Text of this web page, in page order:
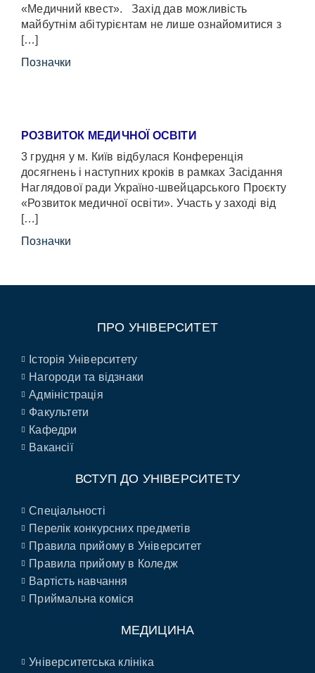
«Медичний квест». Захід дав можливість
майбутнім абітурієнтам не лише ознайомитися з
[…]
Позначки
РОЗВИТОК МЕДИЧНОЇ ОСВІТИ
3 грудня у м. Київ відбулася Конференція
досягнень і наступних кроків в рамках Засідання
Наглядової ради Україно-швейцарського Проєкту
«Розвиток медичної освіти». Участь у заході від
[…]
Позначки
ПРО УНІВЕРСИТЕТ
Історія Університету
Нагороди та відзнаки
Адміністрація
Факультети
Кафедри
Вакансії
ВСТУП ДО УНІВЕРСИТЕТУ
Спеціальності
Перелік конкурсних предметів
Правила прийому в Університет
Правила прийому в Коледж
Вартість навчання
Приймальна коміся
МЕДИЦИНА
Університетська клініка